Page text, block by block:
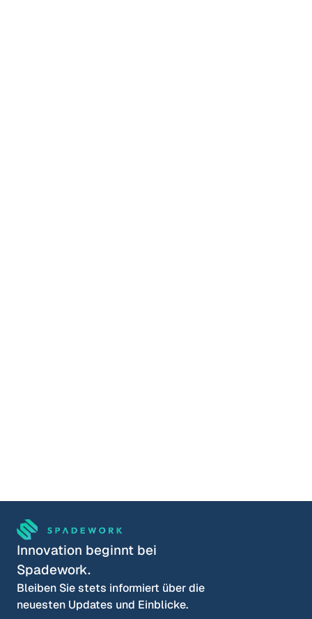
Innovation beginnt bei
Spadework.
Bleiben Sie stets informiert über die
neuesten Updates und Einblicke.